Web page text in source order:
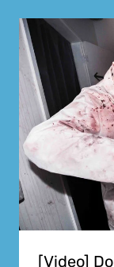
[Video]